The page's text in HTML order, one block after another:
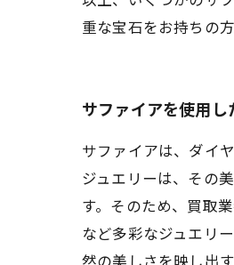
重な宝石をお持ちの
サファイアを使用
サファイアは、ダイ
ジュエリーは、その
す。そのため、買取
など多彩なジュエリ
然の美しさを映し出